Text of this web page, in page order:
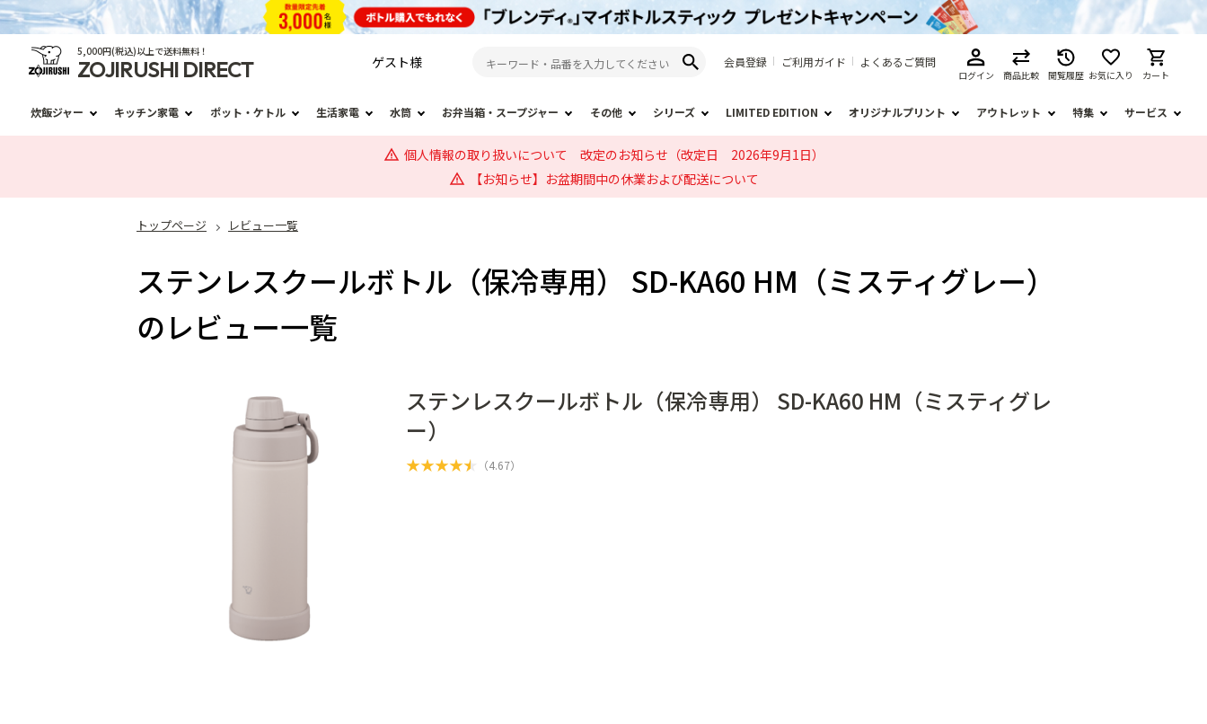
5,000円(税込)以上で送料無料！
ZOJIRUSHI DIRECT ゲスト様 会員登録 ご利用ガイド よくあるご質問
ログイン 商品比較 閲覧履歴 お気に入り カート
炊飯ジャー キッチン家電 ポット・ケトル 生活家電 水筒 お弁当箱・スープジャー その他 シリーズ LIMITED EDITION オリジナルプリント アウトレット 特集 サービス
個人情報の取り扱いについて 改定のお知らせ（改定日 2026年9月1日）
【お知らせ】お盆期間中の休業および配送について
トップページ レビュー一覧
ステンレスクールボトル（保冷専用） SD-KA60 HM（ミスティグレー）
のレビュー一覧
ステンレスクールボトル（保冷専用） SD-KA60 HM（ミスティグレ
ー）
★★★★★ （4.67）